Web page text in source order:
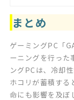
まとめ
ゲーミングPC「
ーニングを行った
ングPCは、冷却
ホコリが蓄積する
命にも影響を及ぼ